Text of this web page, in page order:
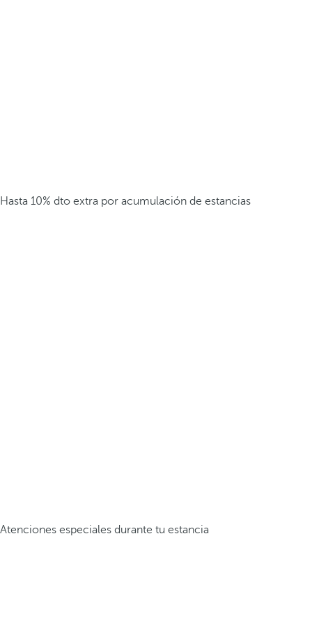
Hasta 10% dto extra por acumulación de estancias
Atenciones especiales durante tu estancia